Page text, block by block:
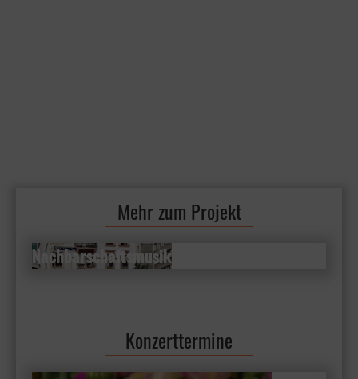
Mehr zum Projekt
Nachbarschaftsmusik
Nachbarschaftsmusik
Konzerttermine